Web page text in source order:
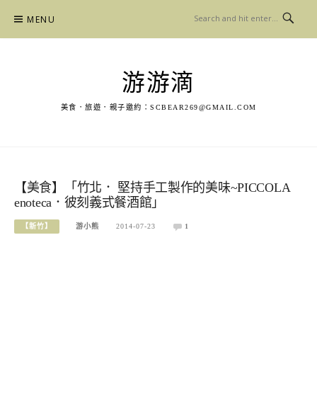
content
MENU
游游滴
美食．旅遊．親子邀約： SCBEAR269@GMAIL.COM
【美食】「竹北． 堅持手工製作的美味~PICCOLA
enoteca．彼刻義式餐酒館」
【新竹】 游小熊 2014-07-23 1